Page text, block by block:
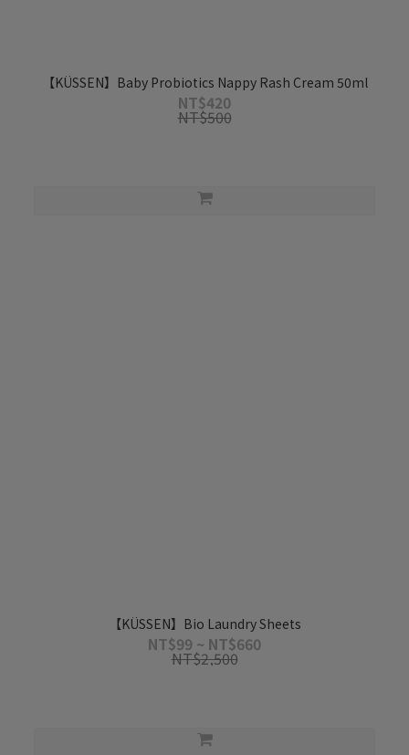
【KÜSSEN】Baby Probiotics Nappy Rash Cream 50ml
NT$420
NT$500
【KÜSSEN】Bio Laundry Sheets
NT$99 ~ NT$660
NT$2,500